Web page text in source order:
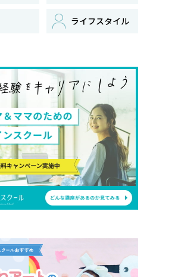
ライフスタイル